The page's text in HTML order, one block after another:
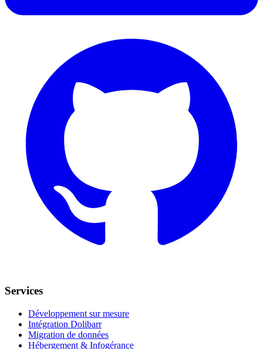
Services
Développement sur mesure
Intégration Dolibarr
Migration de données
Hébergement & Infogérance